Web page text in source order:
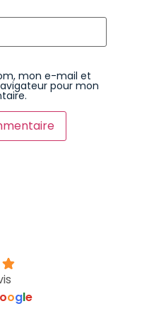
mon e-mail et
pour mon
oogle